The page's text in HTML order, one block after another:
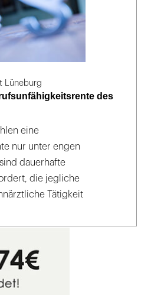
Lüneburg
des
eine
nur unter engen
dauerhafte
die jegliche
Tätigkeit